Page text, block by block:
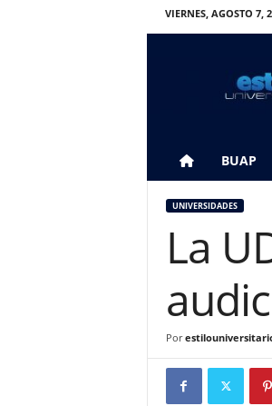
VIERNES, AGOSTO 7,
BUAP
UNIVERSIDADES
La
Por